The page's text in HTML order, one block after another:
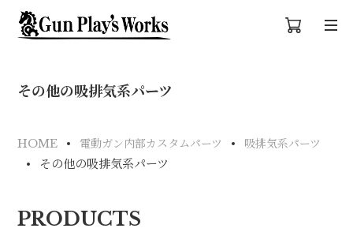
その他の吸排気系パーツ
HOME 電動ガン内部カスタムパーツ 吸排気系パーツ
その他の吸排気系パーツ
PRODUCTS